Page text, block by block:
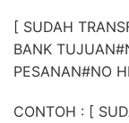
[ SUDAH
BANK
PESANAN#NO
CONTOH : [